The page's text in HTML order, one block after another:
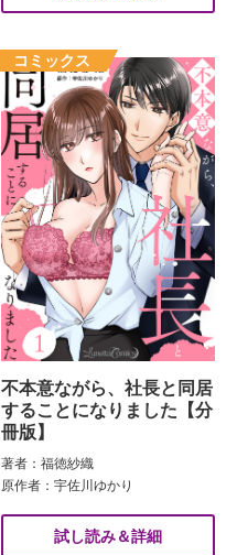
不本意ながら、社長と同居
することになりました【分
冊版】
著者：福徳紗織
原作者：宇佐川ゆかり
試し読み＆詳細